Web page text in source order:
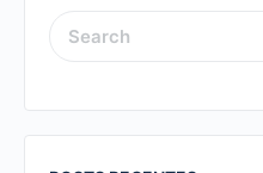
SEARCH
FOR: